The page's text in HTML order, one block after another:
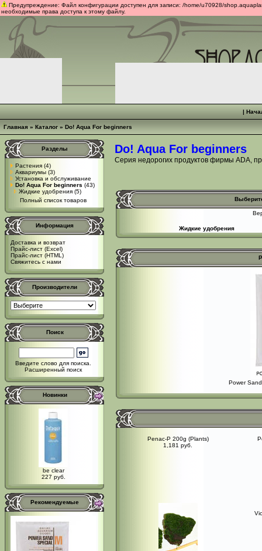
Предупреждение: Файл конфигурации доступен для записи: /home/u70928/
необходимые права доступа к этому файлу.
|
Главная » Каталог » Do! Aqua For beginners
Разделы
Растения (4)
Аквариумы (3)
Установка и обслуживание
Do! Aqua For beginners (43)
Жидкие удобрения (5)
Полный список товаров
Информация
Доставка и возврат
Прайс-лист (Excel)
Прайс-лист (HTML)
Свяжитесь с нами
Производители
Поиск
Введите слово для поиска.
Расширенный поиск
Новинки
be clear
227 руб.
Рекомендуемые
Do! Aqua For beginners
Серия недорогих продуктов фирмы ADA,
Жидкие удобрения
Power
Penac-P 200g (Plants)
1,181 руб.